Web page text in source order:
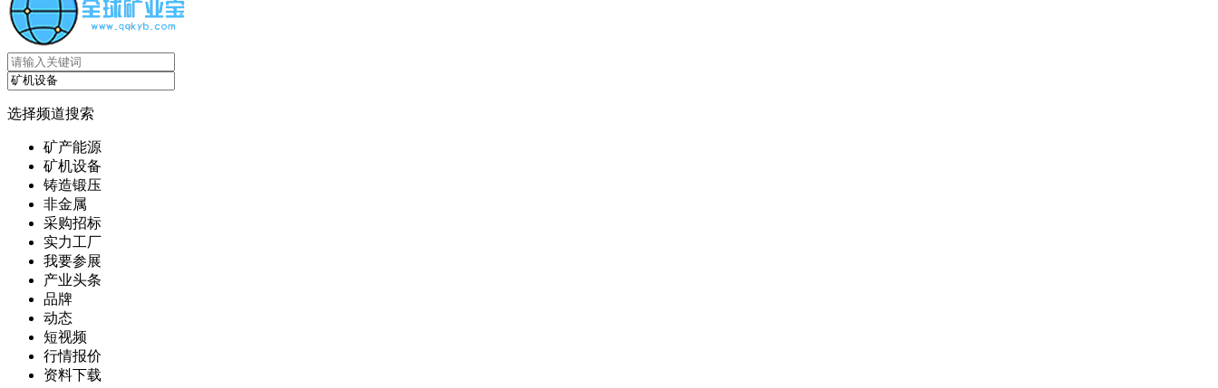
选择频道搜索
矿产能源
矿机设备
铸造锻压
非金属
采购招标
实力工厂
我要参展
产业头条
品牌
动态
短视频
行情报价
资料下载